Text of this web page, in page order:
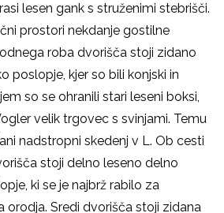
lesen gank s struženimi stebrišči.
prostori nekdanje gostilne
roba dvorišča stoji zidano
poslopje, kjer so bili konjski in
so se ohranili stari leseni boksi,
velik trgovec s svinjami. Temu
nadstropni skedenj v L. Ob cesti
stoji delno leseno delno
ki se je najbrž rabilo za
orodja. Sredi dvorišča stoji zidana